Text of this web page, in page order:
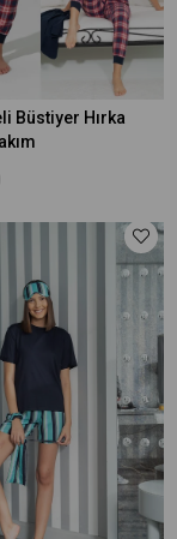
Büstiyer Hırka